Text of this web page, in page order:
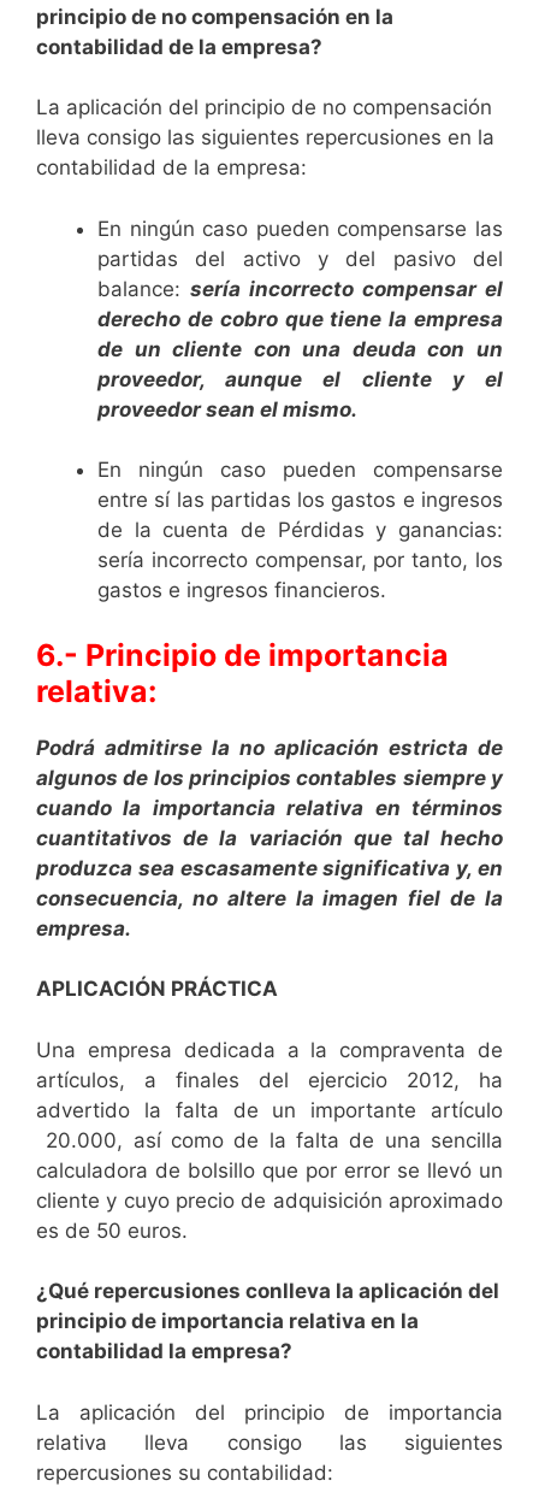
principio de no compensación en la
contabilidad de la empresa?
La aplicación del principio de no compensación
lleva consigo las siguientes repercusiones en la
contabilidad de la empresa:
En ningún caso pueden compensarse las
partidas del activo y del pasivo del
balance: sería incorrecto compensar el
derecho de cobro que tiene la empresa
de un cliente con una deuda con un
proveedor, aunque el cliente y el
proveedor sean el mismo.
En ningún caso pueden compensarse
entre sí las partidas los gastos e ingresos
de la cuenta de Pérdidas y ganancias:
sería incorrecto compensar, por tanto, los
gastos e ingresos financieros.
6.- Principio de importancia
relativa:
Podrá admitirse la no aplicación estricta de
algunos de los principios contables siempre y
cuando la importancia relativa en términos
cuantitativos de la variación que tal hecho
produzca sea escasamente significativa y, en
consecuencia, no altere la imagen fiel de la
empresa.
APLICACIÓN PRÁCTICA
Una empresa dedicada a la compraventa de
artículos, a finales del ejercicio 2012, ha
advertido la falta de un importante artículo
20.000, así como de la falta de una sencilla
calculadora de bolsillo que por error se llevó un
cliente y cuyo precio de adquisición aproximado
es de 50 euros.
¿Qué repercusiones conlleva la aplicación del
principio de importancia relativa en la
contabilidad la empresa?
La aplicación del principio de importancia
relativa lleva consigo las siguientes
repercusiones su contabilidad: